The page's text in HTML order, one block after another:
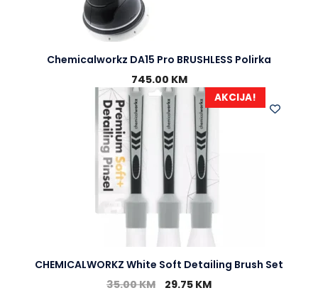
Chemicalworkz DA15 Pro BRUSHLESS Polirka
745.00 KM
AKCIJA!
CHEMICALWORKZ White Soft Detailing Brush Set
35.00KM 29.75 KM